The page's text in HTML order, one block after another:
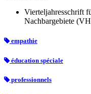
Vierteljahresschrift
Nachbargebiete
empathie
éducation spéciale
professionnels